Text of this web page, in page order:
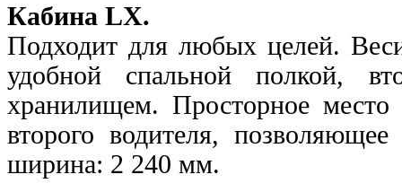
Кабина LX.
Подходит для любых целей.
удобной спальной полкой,
хранилищем. Просторное место
второго водителя,
ширина: 2 240 мм.